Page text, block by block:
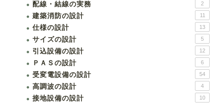
配線・結線の実務 2
建築消防の設計 11
仕様の設計 13
サイズの設計 5
引込設備の設計 12
ＰＡＳの設計 6
受変電設備の設計 54
高調波の設計 4
接地設備の設計 10